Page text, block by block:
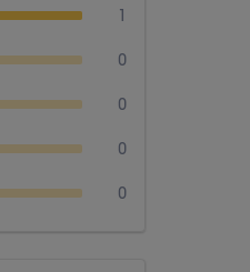
1
0
0
0
0